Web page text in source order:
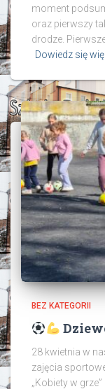
moment
oraz pierwszy
drodze.
Dowiedz się
BEZ KATEGORII
28 kwietnia w
zajęcia
„Kobiety w